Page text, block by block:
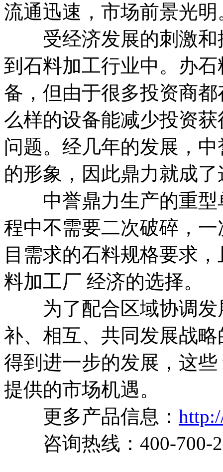
流通迅速，市场前景光明
受经济发展的刺激和
到石料加工行业中。办
备，但由于很多投资商
么样的设备能减少投资
问题。经几年的发展，
的形象，因此鼎力就成
中誉鼎力生产的重型
程中不需要二次破碎，
目需求的石料规格要求
料加工厂 经济的选择。
为了配合区域协调发
补、相互、共同发展战
得到进一步的发展，这
提供的市场机遇。
更多产品信息：
咨询热线：400-700-